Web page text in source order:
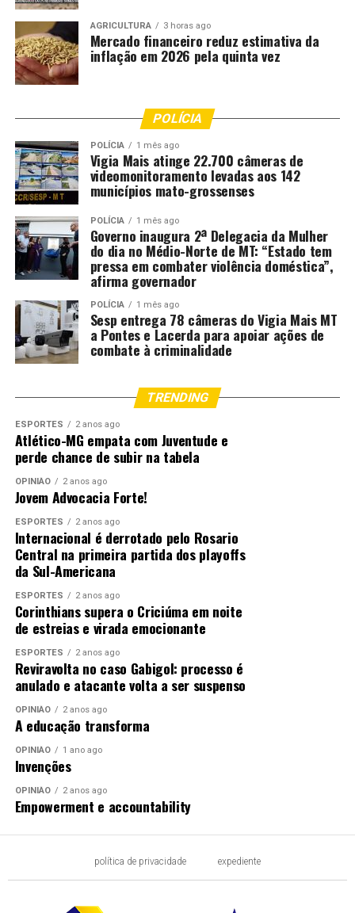
AGRICULTURA 3 horas ago
Mercado financeiro reduz estimativa da
inflação em 2026 pela quinta vez
POLÍCIA
POLÍCIA 1 mês ago
Vigia Mais atinge 22.700 câmeras de
videomonitoramento levadas aos 142
municípios mato-grossenses
POLÍCIA 1 mês ago
Governo inaugura 2ª Delegacia da Mulher
do dia no Médio-Norte de MT: “Estado tem
pressa em combater violência doméstica”,
afirma governador
POLÍCIA 1 mês ago
Sesp entrega 78 câmeras do Vigia Mais MT
a Pontes e Lacerda para apoiar ações de
combate à criminalidade
TRENDING
ESPORTES 2 anos ago
Atlético-MG empata com Juventude e
perde chance de subir na tabela
OPINIÃO 2 anos ago
Jovem Advocacia Forte!
ESPORTES 2 anos ago
Internacional é derrotado pelo Rosario
Central na primeira partida dos playoffs
da Sul-Americana
ESPORTES 2 anos ago
Corinthians supera o Criciúma em noite
de estreias e virada emocionante
ESPORTES 2 anos ago
Reviravolta no caso Gabigol: processo é
anulado e atacante volta a ser suspenso
OPINIÃO 2 anos ago
A educação transforma
OPINIÃO 1 ano ago
Invenções
OPINIÃO 2 anos ago
Empowerment e accountability
política de privacidade expediente